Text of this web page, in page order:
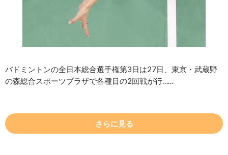
バドミントンの全日本総合選手権第3日は27日、東京・武蔵野
の森総合スポーツプラザで各種目の2回戦が行……
さらに見る